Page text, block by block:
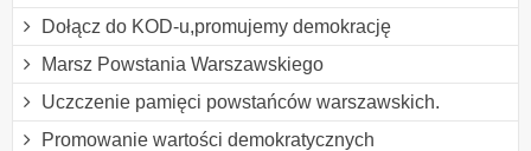
Dołącz do KOD-u,promujemy demokrację
Marsz Powstania Warszawskiego
Uczczenie pamięci powstańców warszawskich.
Promowanie wartości demokratycznych